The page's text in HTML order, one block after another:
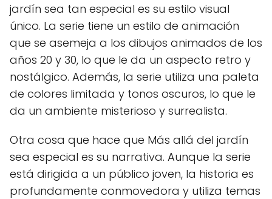
jardín sea tan especial es su estilo visual
único. La serie tiene un estilo de animación
que se asemeja a los dibujos animados de los
años 20 y 30, lo que le da un aspecto retro y
nostálgico. Además, la serie utiliza una paleta
de colores limitada y tonos oscuros, lo que le
da un ambiente misterioso y surrealista.
Otra cosa que hace que Más allá del jardín
sea especial es su narrativa. Aunque la serie
está dirigida a un público joven, la historia es
profundamente conmovedora y utiliza temas